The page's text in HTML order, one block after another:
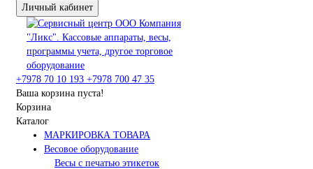
Личный кабинет
+7978 70 10 193 +7978 700 47 35
Ваша корзина пуста!
Корзина
Каталог
МАРКИРОВКА ТОВАРА
Весовое оборудование
Весы с печатью этикеток